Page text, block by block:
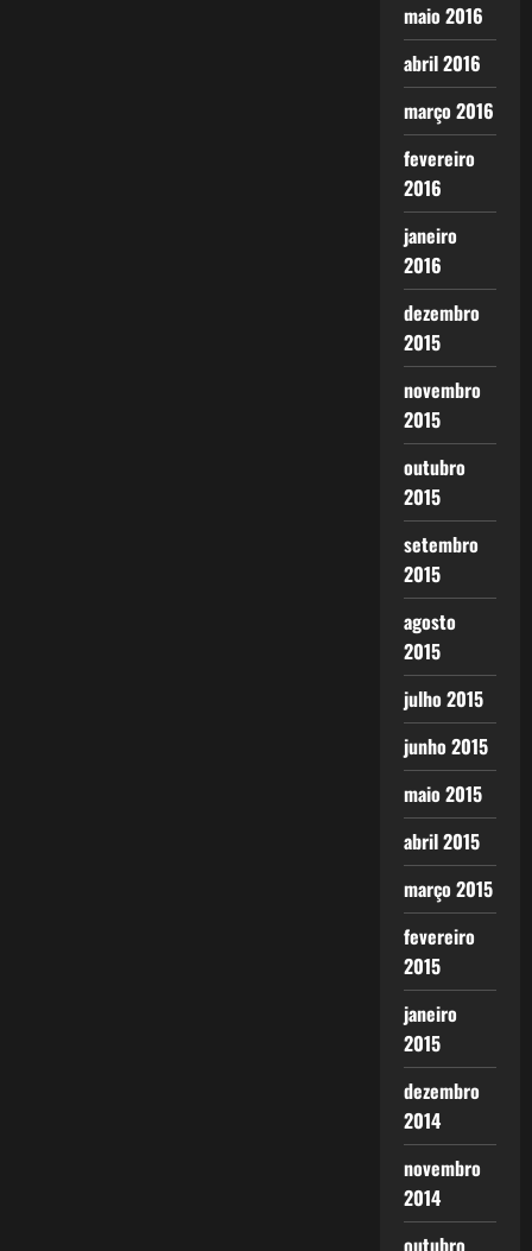
maio 2016
abril 2016
março 2016
fevereiro
2016
janeiro
2016
dezembro
2015
novembro
2015
outubro
2015
setembro
2015
agosto
2015
julho 2015
junho 2015
maio 2015
abril 2015
março 2015
fevereiro
2015
janeiro
2015
dezembro
2014
novembro
2014
outubro